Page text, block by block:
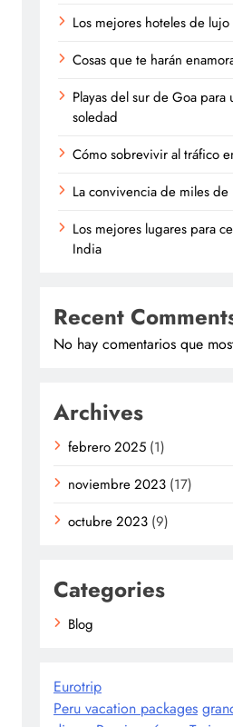
Los mejores hoteles de lujo
Cosas que te harán
Playas del sur de Goa para
soledad
Cómo sobrevivir al tráfico
La convivencia de miles
Los mejores lugares para
India
Recent
No hay comentarios que
Archives
febrero 2025 (1)
noviembre 2023 (17)
octubre 2023 (9)
Categories
Blog
Eurotrip
Peru vacation packages